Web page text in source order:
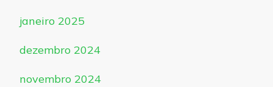
janeiro 2025
dezembro 2024
novembro 2024